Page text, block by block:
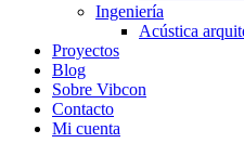
Ingeniería
Acústica
Proyectos
Blog
Sobre Vibcon
Contacto
Mi cuenta